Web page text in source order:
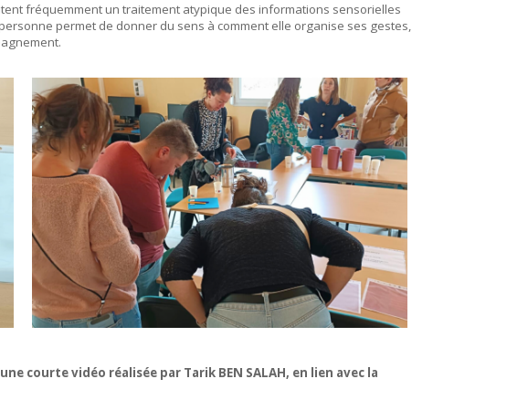
fréquemment un traitement atypique des informations sensorielles
permet de donner du sens à comment elle organise ses gestes,
courte vidéo réalisée par Tarik BEN SALAH, en lien avec la